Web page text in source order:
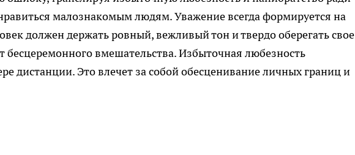
малознакомым людям. Уважение всегда формируется на
должен держать ровный, вежливый тон и твердо оберегать свое
бесцеремонного вмешательства. Избыточная любезность
дистанции. Это влечет за собой обесценивание личных границ и